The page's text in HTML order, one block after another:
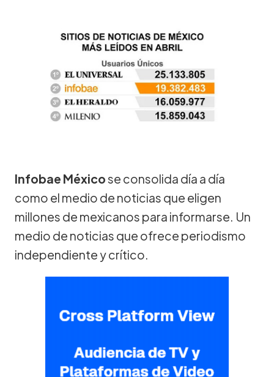
Infobae Méxicose consolida día a día
como el medio de noticias que eligen
millones de mexicanos para informarse. Un
medio de noticias que ofrece periodismo
independiente y crítico.